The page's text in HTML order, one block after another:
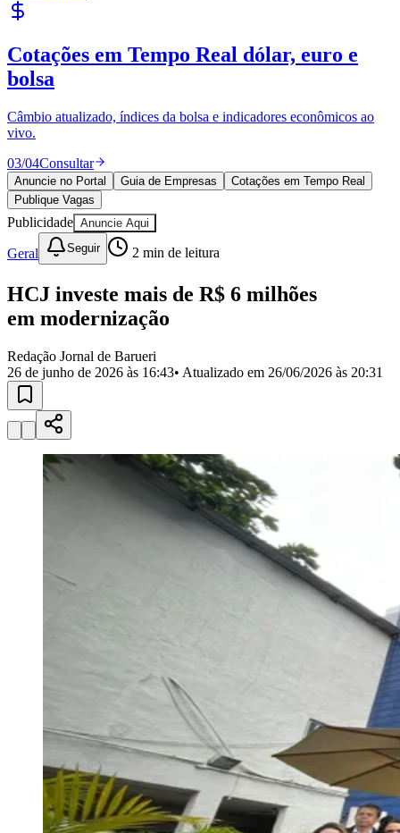
Publicidade Legal
Política
Esportes
Cultura
Meio Ambiente
Obras
Educação
Bairros de Barueri
Selecione sua região Para notícias da sua região
AldeiaAldeia da SerraAldeia de Barueri
VistaCalifórniaCarapicuíba
RegiãoCotia Cruz PretaEngenho NovoFazenda
Militar
Califórnia
Esperança
JulioJardim Líbano
MutingaJardim ParaísoJardim PaulistaJardim Reginalice
Jardim São Pedro Jardim São SilvestreJardim Silveira
Jardim Tupanci Nova AldeinhaOsasco
Parque Santa LuziaParque Viana
Recanto PhrynéaSantana de
Vale do SolVila BarrosVila Boa Vista
Vila MárciaVila Nossa Sra. da
Para Sua Empresa
Anuncie no Portal
Novo
Negócios Regionais
Segurança Regional
Hospitais Estaduais
Parques & Represas
Cidades da Região
Santana de ParnaíbaOsascoCarapicuíbaJandiraItapevi CotiaPirapora
do Bom JesusAraçariguamaCajamarCaieirasFranco da
Cotações em Tempo Real dólar, euro e
bolsa
Câmbio atualizado, índices da bolsa e indicadores econômicos ao
vivo.
03/04Consultar
Anuncie no Portal Guia de Empresas
Cotações em Tempo Real
Publique Vagas
Publicidade Anuncie Aqui
Geral Seguir 2 min de leitura
HCJ investe mais de R$ 6 milhões
em modernização
Redação Jornal de Barueri
26 de junho de 2026 às 16:43• Atualizado em 26/06/2026 às 20:31